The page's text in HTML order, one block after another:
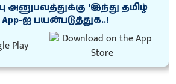
அனுபவத்துக்கு ‘இந்து தமிழ்
ஐ பயன்படுத்துக..!